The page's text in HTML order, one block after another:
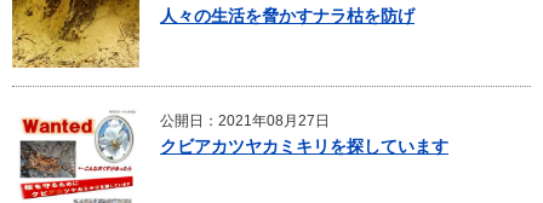
人々の生活を脅かすナラ枯を防げ
公開日：2021年08月27日
クビアカツヤカミキリを探しています